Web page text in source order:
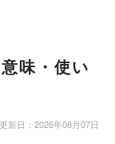
味・使い
更新日：2026年08月07日